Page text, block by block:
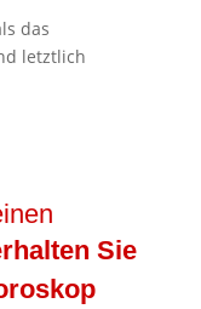
das
letztlich
Sie